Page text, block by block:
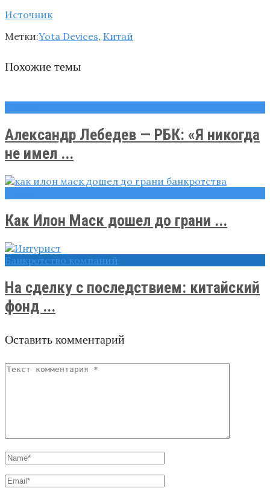
Источник
Метки:Yota Devices, Китай
Похожие темы
Александр Лебедев — РБК: «Я никогда
не имел ...
Как Илон Маск дошел до грани ...
Банкротство компаний
На сделку с последствием: китайский
фонд ...
Оставить комментарий